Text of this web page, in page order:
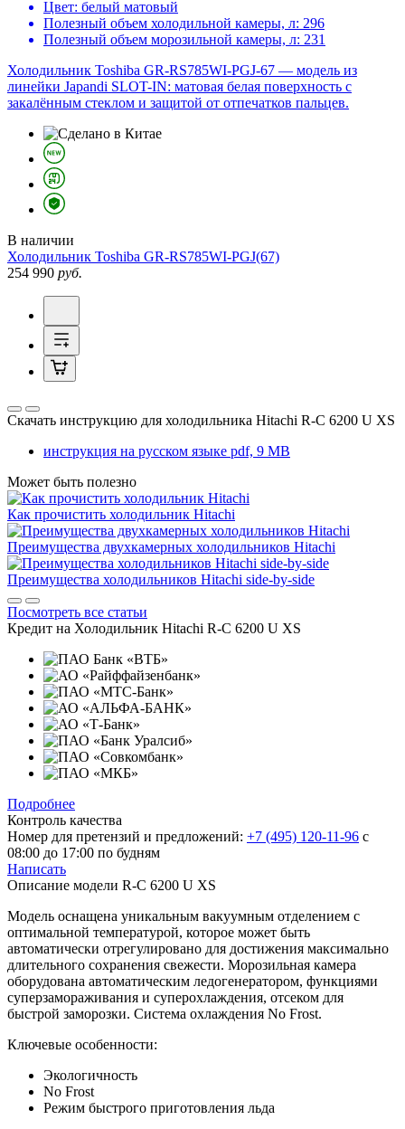
Цвет: белый матовый
Полезный объем холодильной камеры, л: 296
Полезный объем морозильной камеры, л: 231
Холодильник Toshiba GR-RS785WI-PGJ-67 — модель из
линейки Japandi SLOT-IN: матовая белая поверхность с
закалённым стеклом и защитой от отпечатков пальцев.
В наличии
Холодильник Toshiba GR-RS785WI-PGJ(67)
254 990 руб.
Скачать инструкцию для холодильника Hitachi R-С 6200 U XS
инструкция на русском языке pdf, 9 MB
Может быть полезно
Как прочистить холодильник Hitachi
Преимущества двухкамерных холодильников Hitachi
Преимущества холодильников Hitachi side-by-side
Посмотреть все статьи
Кредит на Холодильник Hitachi R-С 6200 U XS
Подробнее
Контроль качества
Номер для претензий и предложений: +7 (495) 120-11-96 с
08:00 до 17:00 по будням
Написать
Описание модели R-С 6200 U XS
Модель оснащена уникальным вакуумным отделением с
оптимальной температурой, которое может быть
автоматически отрегулировано для достижения максимально
длительного сохранения свежести. Морозильная камера
оборудована автоматическим ледогенератором, функциями
суперзамораживания и суперохлаждения, отсеком для
быстрой заморозки. Система охлаждения No Frost.
Ключевые особенности:
Экологичность
No Frost
Режим быстрого приготовления льда